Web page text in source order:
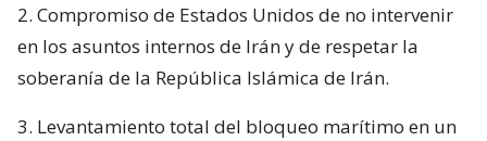
2. Compromiso de Estados Unidos de no intervenir
en los asuntos internos de Irán y de respetar la
soberanía de la República Islámica de Irán.
3. Levantamiento total del bloqueo marítimo en un